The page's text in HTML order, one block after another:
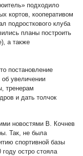
подходило
кортов, кооперативом
подросткового клуба
планы построить
а также
постановление
увеличении
тренерам
и дать толчок
новостями В. Кочнев
Так, не была
спортивной базы
остро стояла